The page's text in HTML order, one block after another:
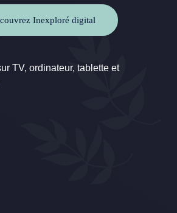
Inexploré digital
TV, ordinateur, tablette et